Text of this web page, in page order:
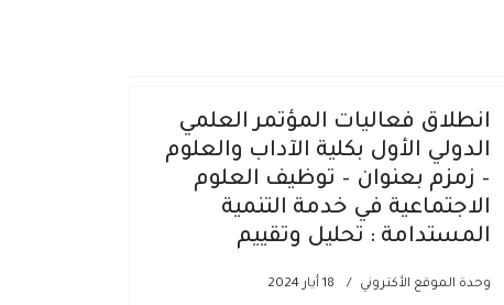
انطلاق فعاليات المؤتمر العلمي
الدولي الأول بكلية الآداب والعلوم
– زمزم بعنوان – توظيف العلوم
الاجتماعية في خدمة التنمية
المستدامة : تحليل وتقييم
وحدة الموقع الأكتروني 18 أيار 2024